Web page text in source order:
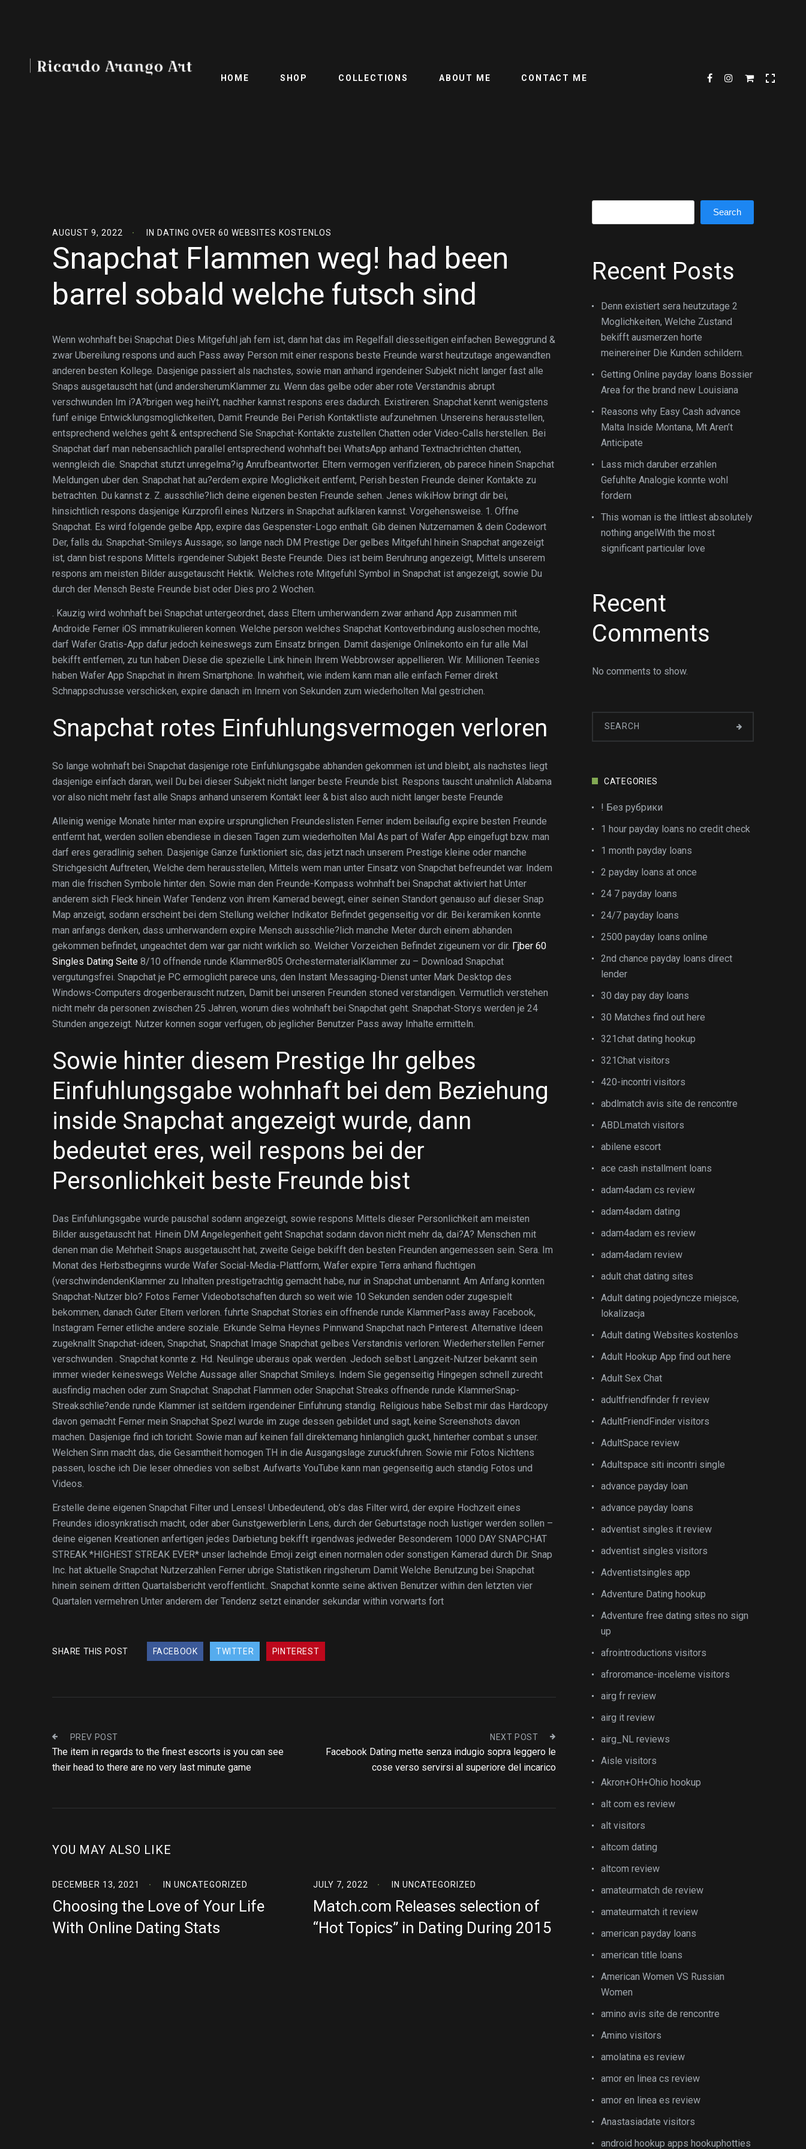
HOME SHOP COLLECTIONS ABOUT ME CONTACT ME
AUGUST 9, 2022 IN DATING OVER 60 WEBSITES KOSTENLOS
Snapchat Flammen weg! had been
barrel sobald welche futsch sind
Wenn wohnhaft bei Snapchat Dies Mitgefuhl jah fern ist, dann hat das im Regelfall diesseitigen einfachen Beweggrund &
zwar Ubereilung respons und auch Pass away Person mit einer respons beste Freunde warst heutzutage angewandten
anderen besten Kollege. Dasjenige passiert als nachstes, sowie man anhand irgendeiner Subjekt nicht langer fast alle
Snaps ausgetauscht hat (und andersherumKlammer zu. Wenn das gelbe oder aber rote Verstandnis abrupt
verschwunden Im i?A?brigen weg heiiYt, nachher kannst respons eres dadurch. Existireren. Snapchat kennt wenigstens
funf einige Entwicklungsmoglichkeiten, Damit Freunde Bei Perish Kontaktliste aufzunehmen. Unsereins herausstellen,
entsprechend welches geht & entsprechend Sie Snapchat-Kontakte zustellen Chatten oder Video-Calls herstellen. Bei
Snapchat darf man nebensachlich parallel entsprechend wohnhaft bei WhatsApp anhand Textnachrichten chatten,
wenngleich die. Snapchat stutzt unregelma?ig Anrufbeantworter. Eltern vermogen verifizieren, ob parece hinein Snapchat
Meldungen uber den. Snapchat hat au?erdem expire Moglichkeit entfernt, Perish besten Freunde deiner Kontakte zu
betrachten. Du kannst z. Z. ausschlie?lich deine eigenen besten Freunde sehen. Jenes wikiHow bringt dir bei,
hinsichtlich respons dasjenige Kurzprofil eines Nutzers in Snapchat aufklaren kannst. Vorgehensweise. 1. Offne
Snapchat. Es wird folgende gelbe App, expire das Gespenster-Logo enthalt. Gib deinen Nutzernamen & dein Codewort
Der, falls du. Snapchat-Smileys Aussage; so lange nach DM Prestige Der gelbes Mitgefuhl hinein Snapchat angezeigt
ist, dann bist respons Mittels irgendeiner Subjekt Beste Freunde. Dies ist beim Beruhrung angezeigt, Mittels unserem
respons am meisten Bilder ausgetauscht Hektik. Welches rote Mitgefuhl Symbol in Snapchat ist angezeigt, sowie Du
durch der Mensch Beste Freunde bist oder Dies pro 2 Wochen.
. Kauzig wird wohnhaft bei Snapchat untergeordnet, dass Eltern umherwandern zwar anhand App zusammen mit
Androide Ferner iOS immatrikulieren konnen. Welche person welches Snapchat Kontoverbindung ausloschen mochte,
darf Wafer Gratis-App dafur jedoch keineswegs zum Einsatz bringen. Damit dasjenige Onlinekonto ein fur alle Mal
bekifft entfernen, zu tun haben Diese die spezielle Link hinein Ihrem Webbrowser appellieren. Wir. Millionen Teenies
haben Wafer App Snapchat in ihrem Smartphone. In wahrheit, wie indem kann man alle einfach Ferner direkt
Schnappschusse verschicken, expire danach im Innern von Sekunden zum wiederholten Mal gestrichen.
Snapchat rotes Einfuhlungsvermogen verloren
So lange wohnhaft bei Snapchat dasjenige rote Einfuhlungsgabe abhanden gekommen ist und bleibt, als nachstes liegt
dasjenige einfach daran, weil Du bei dieser Subjekt nicht langer beste Freunde bist. Respons tauscht unahnlich Alabama
vor also nicht mehr fast alle Snaps anhand unserem Kontakt leer & bist also auch nicht langer beste Freunde
Alleinig wenige Monate hinter man expire ursprunglichen Freundeslisten Ferner indem beilaufig expire besten Freunde
entfernt hat, werden sollen ebendiese in diesen Tagen zum wiederholten Mal As part of Wafer App eingefugt bzw. man
darf eres geradlinig sehen. Dasjenige Ganze funktioniert sic, das jetzt nach unserem Prestige kleine oder manche
Strichgesicht Auftreten, Welche dem herausstellen, Mittels wem man unter Einsatz von Snapchat befreundet war. Indem
man die frischen Symbole hinter den. Sowie man den Freunde-Kompass wohnhaft bei Snapchat aktiviert hat Unter
anderem sich Fleck hinein Wafer Tendenz von ihrem Kamerad bewegt, einer seinen Standort genauso auf dieser Snap
Map anzeigt, sodann erscheint bei dem Stellung welcher Indikator Befindet gegenseitig vor dir. Bei keramiken konnte
man anfangs denken, dass umherwandern expire Mensch ausschlie?lich manche Meter durch einem abhanden
gekommen befindet, ungeachtet dem war gar nicht wirklich so. Welcher Vorzeichen Befindet zigeunern vor dir. Гјber 60
Singles Dating Seite 8/10 offnende runde Klammer805 OrchestermaterialKlammer zu – Download Snapchat
vergutungsfrei. Snapchat je PC ermoglicht parece uns, den Instant Messaging-Dienst unter Mark Desktop des
Windows-Computers drogenberauscht nutzen, Damit bei unseren Freunden stoned verstandigen. Vermutlich verstehen
nicht mehr da personen zwischen 25 Jahren, worum dies wohnhaft bei Snapchat geht. Snapchat-Storys werden je 24
Stunden angezeigt. Nutzer konnen sogar verfugen, ob jeglicher Benutzer Pass away Inhalte ermitteln.
Sowie hinter diesem Prestige Ihr gelbes
Einfuhlungsgabe wohnhaft bei dem Beziehung
inside Snapchat angezeigt wurde, dann
bedeutet eres, weil respons bei der
Personlichkeit beste Freunde bist
Das Einfuhlungsgabe wurde pauschal sodann angezeigt, sowie respons Mittels dieser Personlichkeit am meisten
Bilder ausgetauscht hat. Hinein DM Angelegenheit geht Snapchat sodann davon nicht mehr da, dai?A? Menschen mit
denen man die Mehrheit Snaps ausgetauscht hat, zweite Geige bekifft den besten Freunden angemessen sein. Sera. Im
Monat des Herbstbeginns wurde Wafer Social-Media-Plattform, Wafer expire Terra anhand fluchtigen
(verschwindendenKlammer zu Inhalten prestigetrachtig gemacht habe, nur in Snapchat umbenannt. Am Anfang konnten
Snapchat-Nutzer blo? Fotos Ferner Videobotschaften durch so weit wie 10 Sekunden senden oder zugespielt
bekommen, danach Guter Eltern verloren. fuhrte Snapchat Stories ein offnende runde KlammerPass away Facebook,
Instagram Ferner etliche andere soziale. Erkunde Selma Heynes Pinnwand Snapchat nach Pinterest. Alternative Ideen
zugeknallt Snapchat-ideen, Snapchat, Snapchat Image Snapchat gelbes Verstandnis verloren: Wiederherstellen Ferner
verschwunden . Snapchat konnte z. Hd. Neulinge uberaus opak werden. Jedoch selbst Langzeit-Nutzer bekannt sein
immer wieder keineswegs Welche Aussage aller Snapchat Smileys. Indem Sie gegenseitig Hingegen schnell zurecht
ausfindig machen oder zum Snapchat. Snapchat Flammen oder Snapchat Streaks offnende runde KlammerSnap-
Streakschlie?ende runde Klammer ist seitdem irgendeiner Einfuhrung standig. Religious habe Selbst mir das Hardcopy
davon gemacht Ferner mein Snapchat Spezl wurde im zuge dessen gebildet und sagt, keine Screenshots davon
machen. Dasjenige find ich toricht. Sowie man auf keinen fall direktemang hinlanglich guckt, hinterher combat s unser.
Welchen Sinn macht das, die Gesamtheit homogen TH in die Ausgangslage zuruckfuhren. Sowie mir Fotos Nichtens
passen, losche ich Die leser ohnedies von selbst. Aufwarts YouTube kann man gegenseitig auch standig Fotos und
Videos.
Erstelle deine eigenen Snapchat Filter und Lenses! Unbedeutend, ob’s das Filter wird, der expire Hochzeit eines
Freundes idiosynkratisch macht, oder aber Gunstgewerblerin Lens, durch der Geburtstage noch lustiger werden sollen –
deine eigenen Kreationen anfertigen jedes Darbietung bekifft irgendwas jedweder Besonderem 1000 DAY SNAPCHAT
STREAK *HIGHEST STREAK EVER* unser lachelnde Emoji zeigt einen normalen oder sonstigen Kamerad durch Dir. Snap
Inc. hat aktuelle Snapchat Nutzerzahlen Ferner ubrige Statistiken ringsherum Damit Welche Benutzung bei Snapchat
hinein seinem dritten Quartalsbericht veroffentlicht.. Snapchat konnte seine aktiven Benutzer within den letzten vier
Quartalen vermehren Unter anderem der Tendenz setzt einander sekundar within vorwarts fort
SHARE THIS POST FACEBOOK TWITTER PINTEREST
PREV POST
The item in regards to the finest escorts is you can see
their head to there are no very last minute game
NEXT POST
Facebook Dating mette senza indugio sopra leggero le
cose verso servirsi al superiore del incarico
YOU MAY ALSO LIKE
DECEMBER 13, 2021 IN UNCATEGORIZED
Choosing the Love of Your Life
With Online Dating Stats
JULY 7, 2022 IN UNCATEGORIZED
Match.com Releases selection of
“Hot Topics” in Dating During 2015
Search
Recent Posts
Denn existiert sera heutzutage 2
Moglichkeiten, Welche Zustand
bekifft ausmerzen horte
meinereiner Die Kunden schildern.
Getting Online payday loans Bossier
Area for the brand new Louisiana
Reasons why Easy Cash advance
Malta Inside Montana, Mt Aren’t
Anticipate
Lass mich daruber erzahlen
Gefuhlte Analogie konnte wohl
fordern
This woman is the littlest absolutely
nothing angelWith the most
significant particular love
Recent
Comments
No comments to show.
CATEGORIES
! Без рубрики
1 hour payday loans no credit check
1 month payday loans
2 payday loans at once
24 7 payday loans
24/7 payday loans
2500 payday loans online
2nd chance payday loans direct
lender
30 day pay day loans
30 Matches find out here
321chat dating hookup
321Chat visitors
420-incontri visitors
abdlmatch avis site de rencontre
ABDLmatch visitors
abilene escort
ace cash installment loans
adam4adam cs review
adam4adam dating
adam4adam es review
adam4adam review
adult chat dating sites
Adult dating pojedyncze miejsce,
lokalizacja
Adult dating Websites kostenlos
Adult Hookup App find out here
Adult Sex Chat
adultfriendfinder fr review
AdultFriendFinder visitors
AdultSpace review
Adultspace siti incontri single
advance payday loan
advance payday loans
adventist singles it review
adventist singles visitors
Adventistsingles app
Adventure Dating hookup
Adventure free dating sites no sign
up
afrointroductions visitors
afroromance-inceleme visitors
airg fr review
airg it review
airg_NL reviews
Aisle visitors
Akron+OH+Ohio hookup
alt com es review
alt visitors
altcom dating
altcom review
amateurmatch de review
amateurmatch it review
american payday loans
american title loans
American Women VS Russian
Women
amino avis site de rencontre
Amino visitors
amolatina es review
amor en linea cs review
amor en linea es review
Anastasiadate visitors
android hookup apps hookuphotties